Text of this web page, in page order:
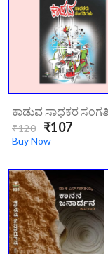
₹120 ₹107
Buy Now